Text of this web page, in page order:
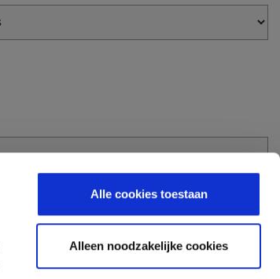
Alle cookies toestaan
Alleen noodzakelijke cookies